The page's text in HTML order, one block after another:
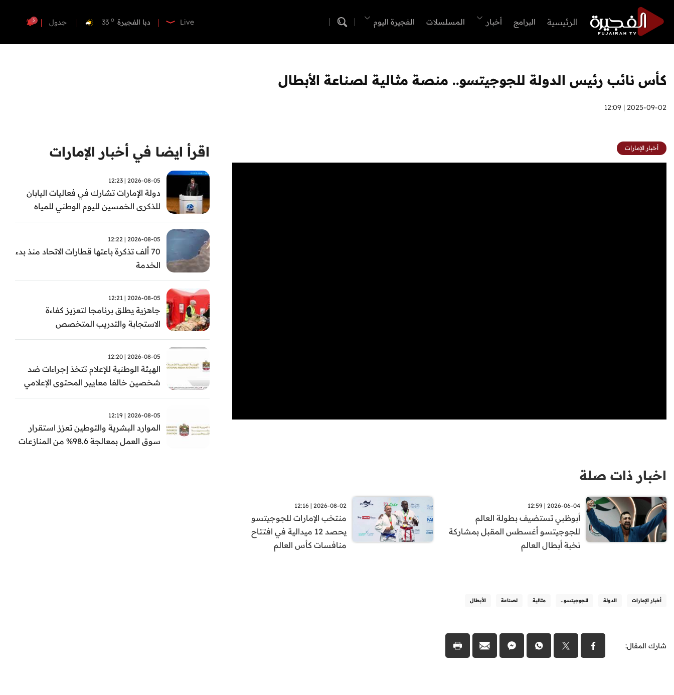
الرئيسية البرامج أخبار المسلسلات الفجيرة اليوم Live دبا الفجيرة 33 o جدول 3
كأس نائب رئيس الدولة للجوجيتسو.. منصة مثالية لصناعة الأبطال
2025-09-02 | 12:09
أخبار الإمارات
اخبار ذات صلة
2026-06-04 | 12:59
أبوظبي تستضيف بطولة العالم
للجوجيتسو أغسطس المقبل بمشاركة
نخبة أبطال العالم
2026-08-02 | 12:16
منتخب الإمارات للجوجيتسو
يحصد 12 ميدالية في افتتاح
منافسات كأس العالم
أخبار الإمارات الدولة للجوجيتسو.. مثالية لصناعة الأبطال
شارك المقال:
اقرأ ايضا في أخبار الإمارات
2026-08-05 | 12:23
دولة الإمارات تشارك في فعاليات اليابان
للذكرى الخمسين لليوم الوطني للمياه
وأسبوع المياه
2026-08-05 | 12:22
70 ألف تذكرة باعتها قطارات الاتحاد منذ بدء
الخدمة
2026-08-05 | 12:21
جاهزية يطلق برنامجا لتعزيز كفاءة
الاستجابة والتدريب المتخصص
2026-08-05 | 12:20
الهيئة الوطنية للإعلام تتخذ إجراءات ضد
شخصين خالفا معايير المحتوى الإعلامي
2026-08-05 | 12:19
الموارد البشرية والتوطين تعزز استقرار
سوق العمل بمعالجة 98.6% من المنازعات